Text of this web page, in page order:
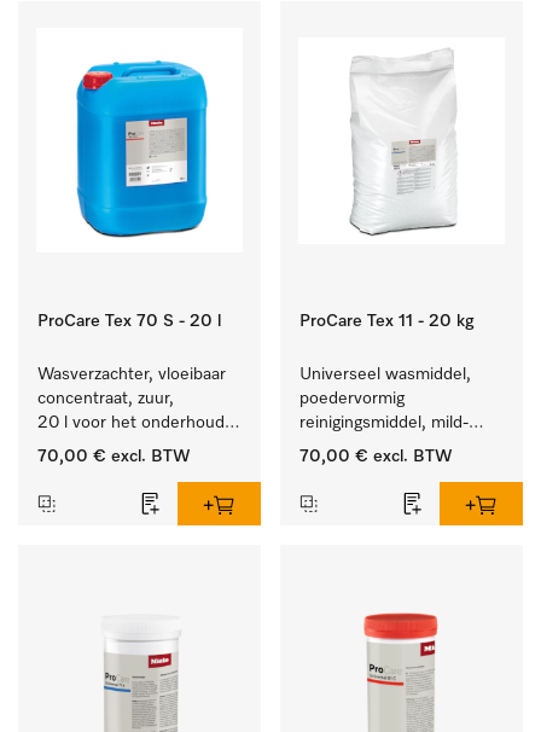
ProCare Tex 70 S - 20 l
Wasverzachter, vloeibaar
concentraat, zuur,
20 l voor het onderhoud
van vezels zodat het
70,00 € excl. BTW
ProCare Tex 11 - 20 kg
Universeel wasmiddel,
poedervormig
reinigingsmiddel, mild-
alkalisch, 20 kg voor het
en kleurechte bonte was.
70,00 € excl. BTW